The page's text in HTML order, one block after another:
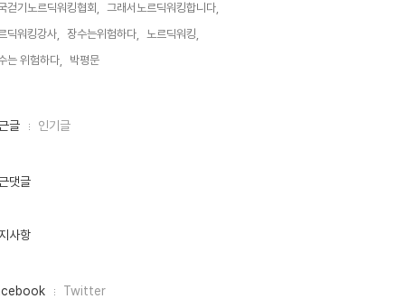
걷기노르딕워킹협회,
그래서노르딕워킹합니다,
딕워킹강사,
장수는위험하다,
노르딕워킹,
는 위험하다,
박평문,
글 인기글
댓글
사항
Twitter